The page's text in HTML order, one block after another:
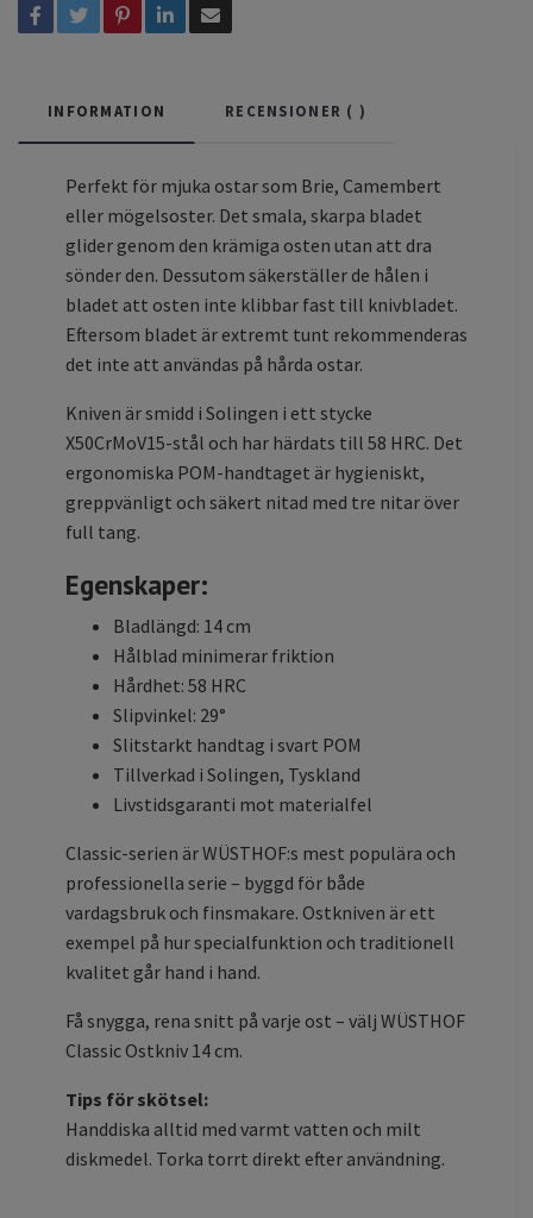
INFORMATION RECENSIONER ( )
Perfekt för mjuka ostar som Brie, Camembert
eller mögelsoster. Det smala, skarpa bladet
glider genom den krämiga osten utan att dra
sönder den. Dessutom säkerställer de hålen i
bladet att osten inte klibbar fast till knivbladet.
Eftersom bladet är extremt tunt rekommenderas
det inte att användas på hårda ostar.
Kniven är smidd i Solingen i ett stycke
X50CrMoV15-stål och har härdats till 58 HRC. Det
ergonomiska POM-handtaget är hygieniskt,
greppvänligt och säkert nitad med tre nitar över
full tang.
Egenskaper:
Bladlängd: 14 cm
Hålblad minimerar friktion
Hårdhet: 58 HRC
Slipvinkel: 29°
Slitstarkt handtag i svart POM
Tillverkad i Solingen, Tyskland
Livstidsgaranti mot materialfel
Classic-serien är WÜSTHOF:s mest populära och
professionella serie – byggd för både
vardagsbruk och finsmakare. Ostkniven är ett
exempel på hur specialfunktion och traditionell
kvalitet går hand i hand.
Få snygga, rena snitt på varje ost – välj WÜSTHOF
Classic Ostkniv 14 cm.
Tips för skötsel:
Handdiska alltid med varmt vatten och milt
diskmedel. Torka torrt direkt efter användning.